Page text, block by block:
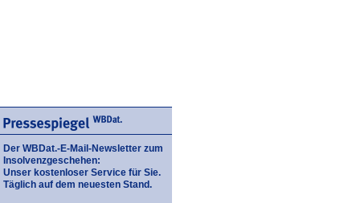
Der WBDat.-E-Mail-Newsletter zum
Insolvenzgeschehen:
Unser kostenloser Service für Sie.
Täglich auf dem neuesten Stand.